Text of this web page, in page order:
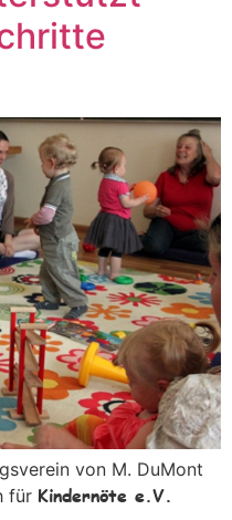
von M. DuMont
für Kindernöte e.V.